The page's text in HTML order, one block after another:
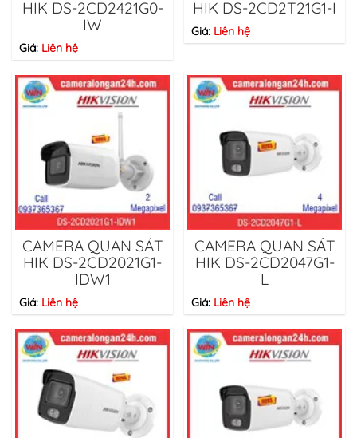
HIK DS-2CD2421G0-
IW
Giá: Liên hệ
HIK DS-2CD2T21G1-I
Giá: Liên hệ
CAMERA QUAN SÁT
HIK DS-2CD2021G1-
IDW1
Giá: Liên hệ
CAMERA QUAN SÁT
HIK DS-2CD2047G1-
L
Giá: Liên hệ